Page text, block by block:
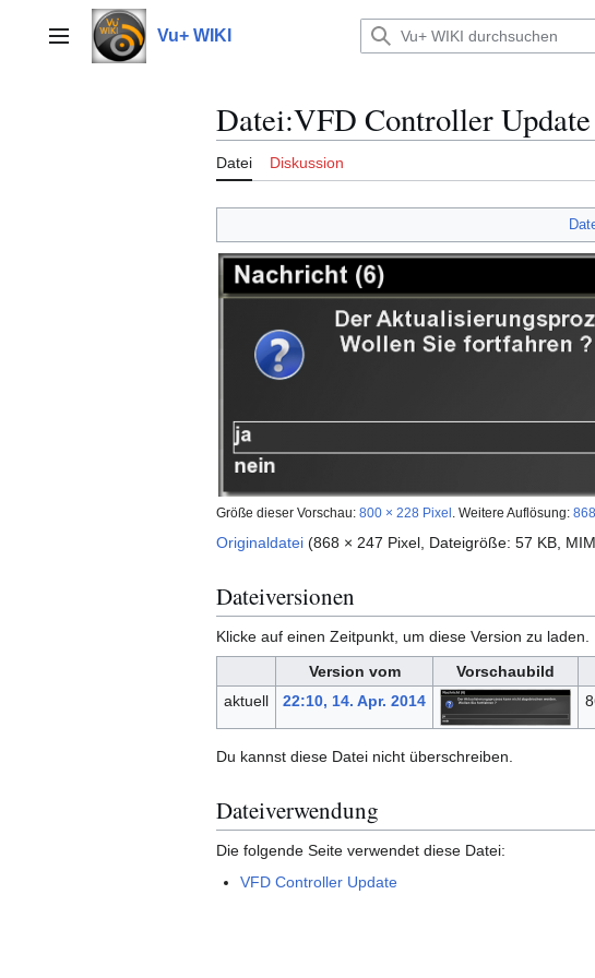
springenHauptmenü Vu+ WIKI
Datei:VFD Controller
Datei Diskussion
Größe dieser Vorschau: 800 × 228 Pixel Weitere Auflösung:
Originaldatei (868 × 247 Pixel, Dateigröße: 57 KB,
Dateiversionen
Klicke auf einen Zeitpunkt, um diese Version zu laden.
Version vom
Vorschaubild
aktuell
22:10, 14. Apr. 2014
Du kannst diese Datei nicht überschreiben.
Dateiverwendung
Die folgende Seite verwendet diese Datei:
VFD Controller Update